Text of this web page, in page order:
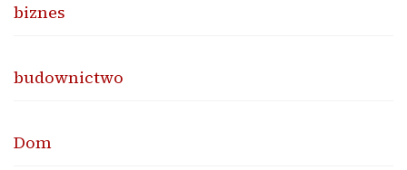
biznes
budownictwo
Dom